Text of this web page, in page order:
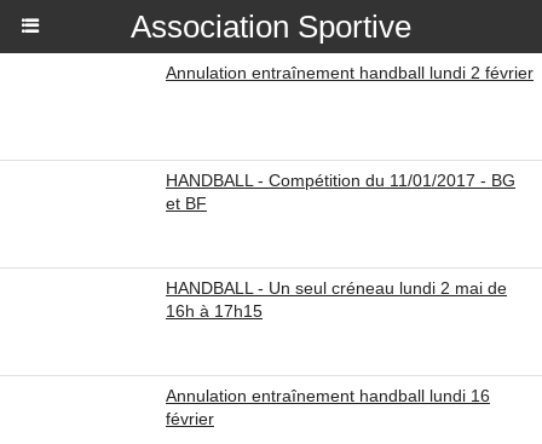
Association Sportive
Annulation entraînement handball lundi 2 février
HANDBALL - Compétition du 11/01/2017 - BG
et BF
HANDBALL - Un seul créneau lundi 2 mai de
16h à 17h15
Annulation entraînement handball lundi 16
février